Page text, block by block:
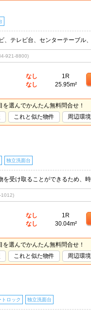
921-8800)
なし
なし
1R
25.95m²
選んでかんたん無料問合せ！
これと似た物件 周辺環境
独立洗面台
1012)
なし
なし
1R
30.04m²
選んでかんたん無料問合せ！
これと似た物件 周辺環境
トロック 独立洗面台